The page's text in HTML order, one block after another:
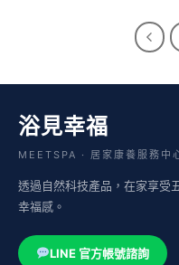
浴見幸福
MEETSPA · 居家康養服務中
透過自然科技產品，在家享受
幸福感。
LINE 官方帳號諮詢